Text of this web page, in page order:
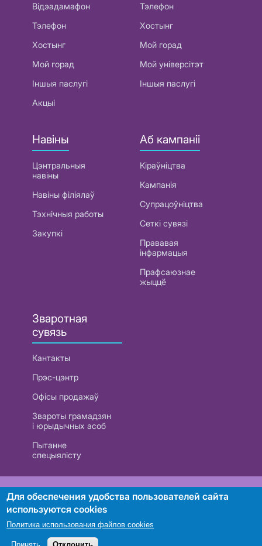
Відэадамафон
Тэлефон
Хостынг
Мой горад
Іншыя паслугі
Акцыі
Тэлефон
Хостынг
Мой горад
Мой універсітэт
Іншыя паслугі
Навіны
Цэнтральныя
навіны
Навіны філіялаў
Тэхнічныя работы
Закупкі
Аб кампаніі
Кіраўніцтва
Кампанія
Супрацоўніцтва
Сеткі сувязі
Прававая
інфармацыя
Прафсаюзнае
жыццё
Зваротная
сувязь
Кантакты
Прэс-цэнтр
Офісы продажаў
Звароты грамадзян
і юрыдычных асоб
Пытанне
спецыялісту
РУП «Белтэлекам». УНП 101007741
Пошук
Для обеспечения удобства пользователей сайта
используются cookies
Политика использования файлов cookies